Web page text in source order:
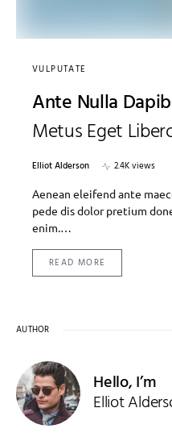
VULPUTATE
Ante Nulla
Metus Eget
Elliot Alderson
2.4K views
Aenean eleifend ante
pede dis dolor pretium
enim.…
READ MORE
AUTHOR
Hello, I’m
Elliot